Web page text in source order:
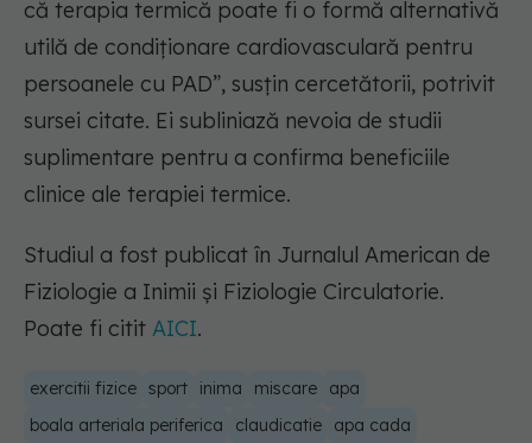
că terapia termică poate fi o formă alternativă
utilă de condiționare cardiovasculară pentru
persoanele cu PAD”, susțin cercetătorii, potrivit
sursei citate. Ei subliniază nevoia de studii
suplimentare pentru a confirma beneficiile
clinice ale terapiei termice.
Studiul a fost publicat în Jurnalul American de
Fiziologie a Inimii și Fiziologie Circulatorie.
Poate fi citit AICI.
exercitii fizice sport inima miscare
apa
boala arteriala periferica
claudicatie
apa cada